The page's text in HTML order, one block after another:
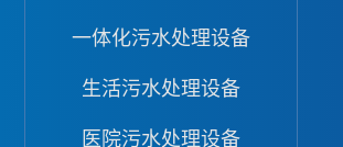
一体化污水处理设备
生活污水处理设备
医院污水处理设备